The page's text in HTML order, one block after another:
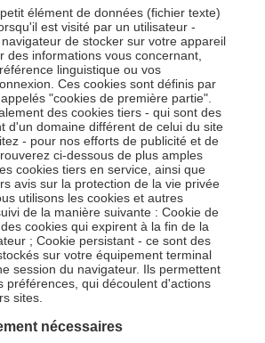
élément de données (fichier texte)
est visité par un utilisateur -
de stocker sur votre appareil
des informations vous concernant,
linguistique ou vos
Ces cookies sont définis par
"cookies de première partie".
des cookies tiers - qui sont des
d'un domaine différent de celui du site
- pour nos efforts de publicité et de
ci-dessous de plus amples
cookies tiers en service, ainsi que
avis sur la protection de la vie privée
utilisons les cookies et autres
de la manière suivante : Cookie de
cookies qui expirent à la fin de la
; Cookie persistant - ce sont des
sur votre équipement terminal
session du navigateur. Ils permettent
préférences, qui découlent d'actions
sites.
nécessaires